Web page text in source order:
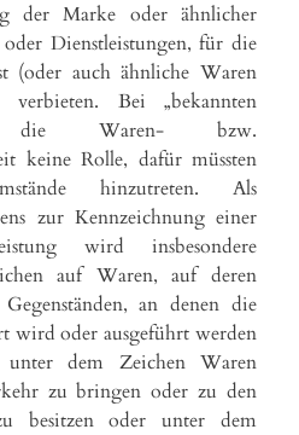
der Marke oder ähnlicher
Dienstleistungen, für die
(oder auch ähnliche Waren
verbieten. Bei „bekannten
die Waren- bzw.
keine Rolle, dafür müssten
hinzutreten. Als
zur Kennzeichnung einer
wird insbesondere
auf Waren, auf deren
an denen die
wird oder ausgeführt werden
dem Zeichen Waren
zu bringen oder zu den
besitzen oder unter dem